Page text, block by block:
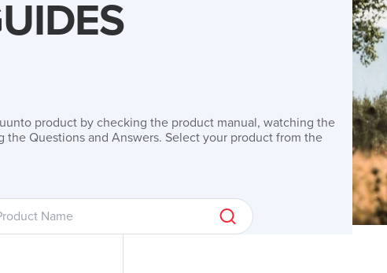
product by checking the product manual, watching the
the Questions and Answers. Select your product from the